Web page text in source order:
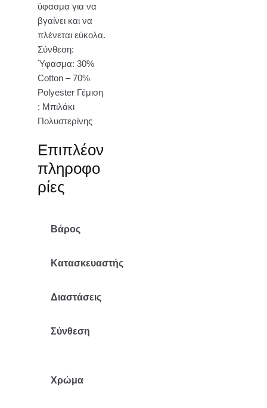
ύφασμα για να
βγαίνει και να
πλένεται εύκολα.
Σύνθεση:
Ύφασμα: 30%
Cotton – 70%
Polyester Γέμιση
: Μπιλάκι
Πολυστερίνης
Επιπλέον
πληροφο
ρίες
Βάρος
Κατασκευαστής
Διαστάσεις
Σύνθεση
Χρώμα